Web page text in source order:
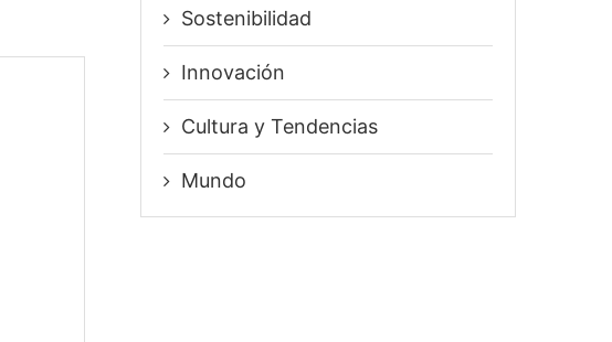
Sostenibilidad
Innovación
⁠Cultura y Tendencias
Mundo